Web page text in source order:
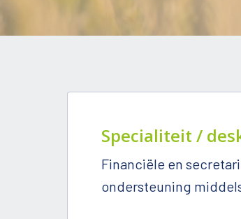
Specialiteit /
Financiële en
ondersteuning